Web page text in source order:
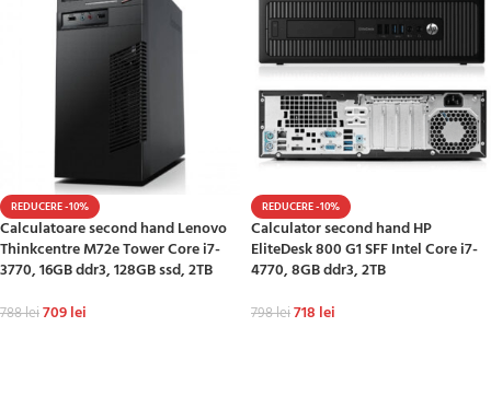
REDUCERE -10%
Calculatoare second hand Lenovo
Thinkcentre M72e Tower Core i7-
3770, 16GB ddr3, 128GB ssd, 2TB
788lei709lei
REDUCERE -10%
Calculator second hand HP
EliteDesk 800 G1 SFF Intel Core i7-
4770, 8GB ddr3, 2TB
798lei718 lei